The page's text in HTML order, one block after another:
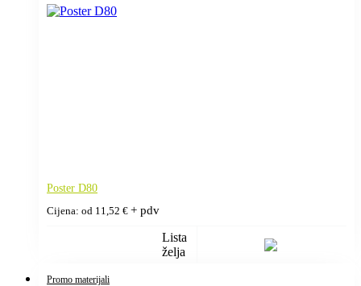
Poster D80
Cijena: od 11,52 € + pdv
Lista
želja
Promo materijali